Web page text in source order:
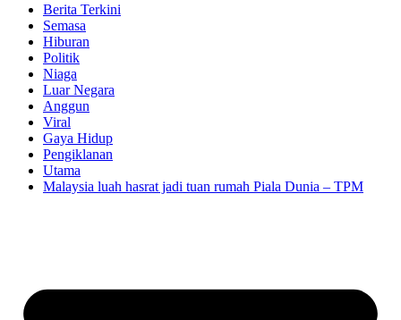
Berita Terkini
Semasa
Hiburan
Politik
Niaga
Luar Negara
Anggun
Viral
Gaya Hidup
Pengiklanan
Utama
Malaysia luah hasrat jadi tuan rumah Piala Dunia – TPM